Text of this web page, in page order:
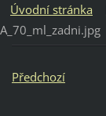
Úvodní stránka
A_70_ml_zadni.jpg
Předchozí